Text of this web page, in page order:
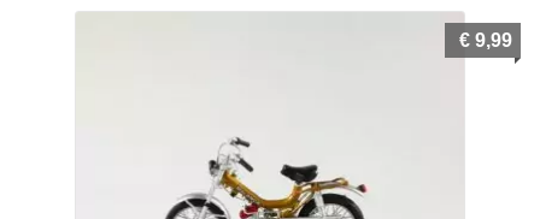
€ 9,99